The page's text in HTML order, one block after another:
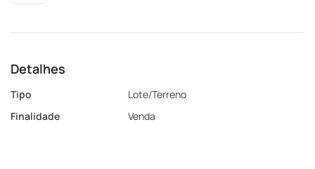
Detalhes
Tipo
Lote/Terreno
Finalidade
Venda